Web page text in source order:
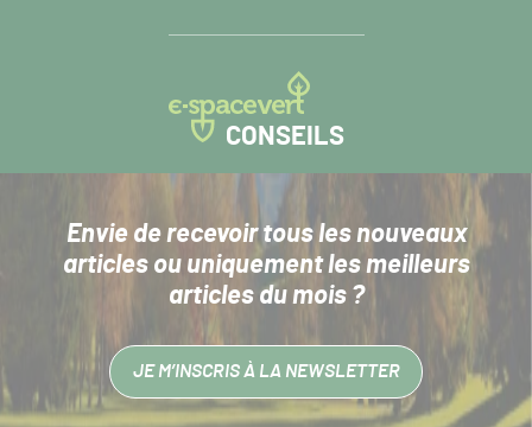
CONSEILS
Envie de recevoir tous les nouveaux
articlesou uniquement les meilleurs
articles du mois ?
JE M’INSCRIS À LA NEWSLETTER